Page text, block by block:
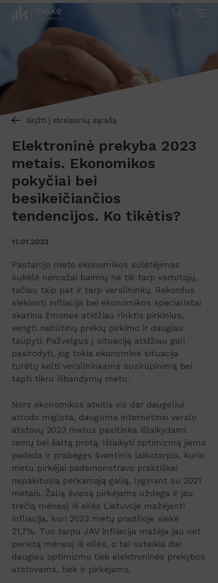
Grįžti į straipsnių sąrašą
Elektroninė prekyba 2023
metais. Ekonomikos
pokyčiai bei
besikeičiančios
tendencijos. Ko tikėtis?
11.01.2023
Pastarojo meto ekonomikos sulėtėjimas
sukėlė nemažai baimių ne tik tarp vartotojų,
tačiau taip pat ir tarp verslininkų. Rekordus
siekianti infliacija bei ekonomikos specialistai
skatina žmones atidžiau rinktis pirkinius,
vengti nebūtinų prekių pirkimo ir daugiau
taupyti. Pažvelgus į situaciją atidžiau gali
pasirodyti, jog tokia ekonominė situacija
turėtų kelti verslininkams susirūpinimą bei
tapti tikru išbandymų metu.
Nors ekonomikos ateitis vis dar daugeliui
atrodo miglota, dauguma internetinio verslo
atstovų 2023 metus pasitinka išlaikydami
ramų bei šaltą protą. Išlaikyti optimizmą jiems
padeda ir prabėgęs šventinis laikotarpis, kurio
metu pirkėjai pademonstravo praktiškai
nepakitusią perkamąją galią, lyginant su 2021
metais. Žalią šviesą pirkėjams uždega ir jau
trečią mėnesį iš eilės Lietuvoje mažėjanti
infliacija, kuri 2023 metų pradžioje siekė
21,7%. Tuo tarpu JAV infliacija mažėja jau net
penktą mėnesį iš eilės, o tai suteikia dar
daugiau optimizmo tiek elektroninės prekybos
atstovams, tiek ir pirkėjams.